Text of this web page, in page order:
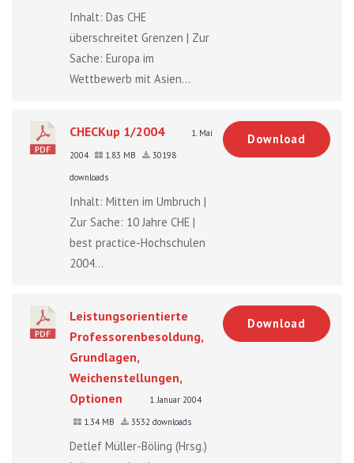
Inhalt: Das CHE
überschreitet Grenzen | Zur
Sache: Europa im
Wettbewerb mit Asien...
CHECKup 1/2004
1. Mai
2004
1.83 MB
30198
downloads
Inhalt: Mitten im Umbruch |
Zur Sache: 10 Jahre CHE |
best practice-Hochschulen
2004...
Download
Leistungsorientierte
Professorenbesoldung,
Grundlagen,
Weichenstellungen,
Optionen
1. Januar 2004
1.34 MB
3532 downloads
Detlef Müller-Böling (Hrsg.)
Download